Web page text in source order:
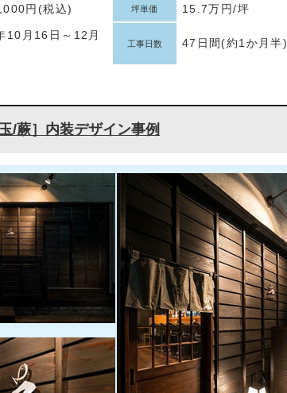
円(税込) 坪単価 15.7万円/坪
10月16日～12月
工事日数 47日間(約1か月半)
/蕨］内装デザイン事例